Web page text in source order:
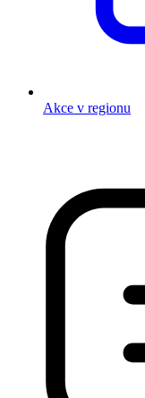
Akce v regionu